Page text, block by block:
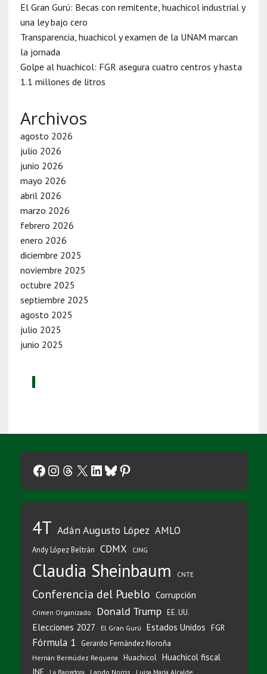
El Gran Gurú: Becas con remitente, huachicol industrial y
una ley bajo cero
Transparencia, huachicol y examen de la UNAM marcan
la jornada
Golpe al huachicol: FGR asegura cuatro centros y hasta
1.1 millones de litros
Archivos
agosto 2026
julio 2026
junio 2026
mayo 2026
abril 2026
marzo 2026
febrero 2026
enero 2026
diciembre 2025
noviembre 2025
octubre 2025
septiembre 2025
agosto 2025
julio 2025
junio 2025
Facebook
Instagram
Threads
X LinkedIn
Bluesky
Pinterest
4T Adán Augusto López AMLO
Andy López Beltrán CDMX CJNG
Claudia Sheinbaum CNTE
Conferencia del Pueblo Corrupción
Crimen Organizado Donald Trump EE. UU.
Elecciones 2027 El Gran Gurú Estados Unidos FGR
Fórmula 1 Gerardo Fernández Noroña
Hernán Bermúdez Requena Huachicol Huachicol fiscal
INE La Barredora Lando Norris Luisa María Alcalde